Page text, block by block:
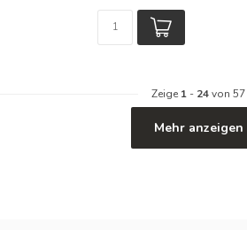
Zeige 1 - 24von 57
Mehr anzeigen